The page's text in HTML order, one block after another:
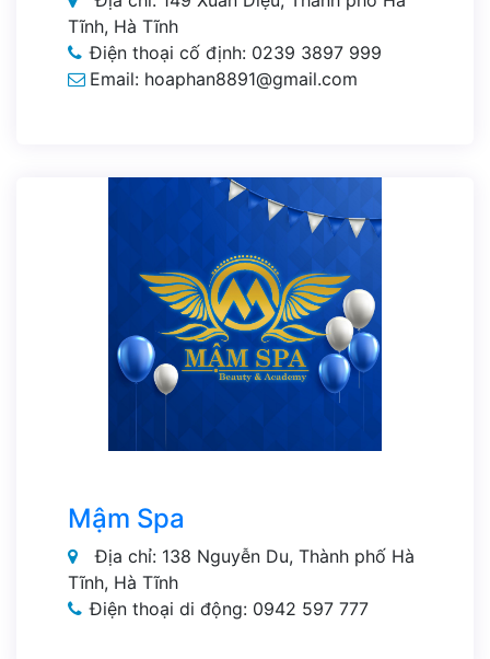
Tĩnh, Hà Tĩnh
Điện thoại cố định: 0239 3897 999
Email: hoaphan8891@gmail.com
Mậm Spa
Địa chỉ: 138 Nguyễn Du, Thành phố Hà
Tĩnh, Hà Tĩnh
Điện thoại di động: 0942 597 777